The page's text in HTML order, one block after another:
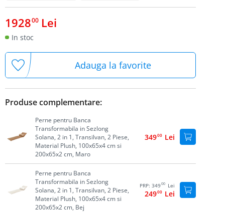
192800 Lei
In stoc
Adauga la favorite
Produse complementare:
Perne pentru Banca
Transformabila in Sezlong
Solana, 2 in 1, Transilvan, 2 Piese,
Material Plush, 100x65x4 cm si
200x65x2 cm, Maro
34900 Lei
Perne pentru Banca
Transformabila in Sezlong
Solana, 2 in 1, Transilvan, 2 Piese,
Material Plush, 100x65x4 cm si
200x65x2 cm, Bej
PRP: 34900 Lei
24900 Lei